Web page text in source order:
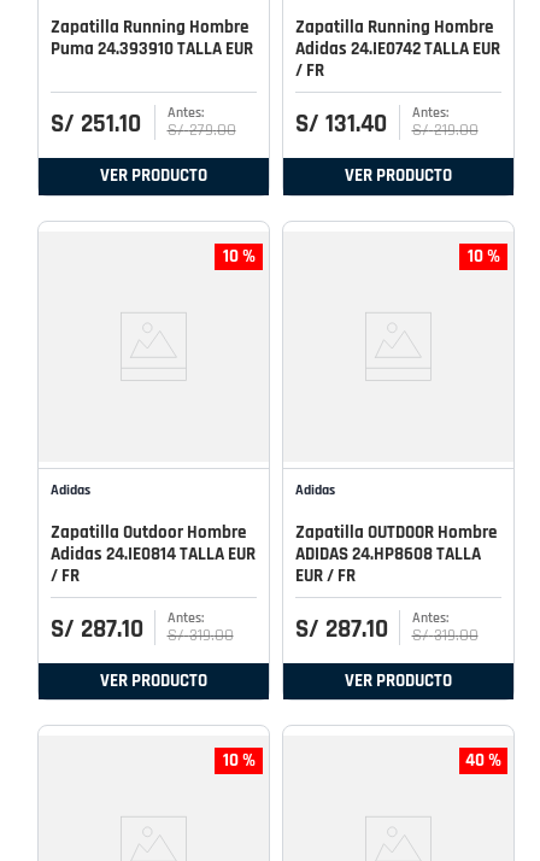
Zapatilla Running Hombre
Puma 24.393910 TALLA EUR
S/ 251.10 S/ 279.00
VER PRODUCTO
Zapatilla Running Hombre
Adidas 24.IE0742 TALLA EUR
/ FR
S/ 131.40 S/ 219.00
VER PRODUCTO
10 %
Adidas
Zapatilla Outdoor Hombre
Adidas 24.IE0814 TALLA EUR
/ FR
S/ 287.10 S/ 319.00
VER PRODUCTO
10 %
Adidas
Zapatilla OUTDOOR Hombre
ADIDAS 24.HP8608 TALLA
EUR / FR
S/ 287.10 S/ 319.00
VER PRODUCTO
10 % 40 %